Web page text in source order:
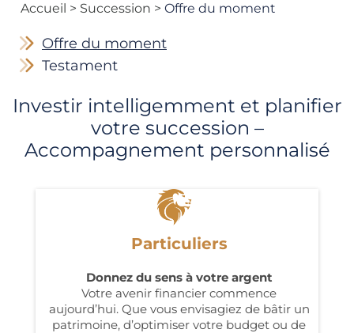
Accueil > Succession > Offre du moment
Offre du moment
Testament
Investir intelligemment et planifier
votre succession –
Accompagnement personnalisé
Particuliers
Donnez du sens à votre argent
Votre avenir financier commence
aujourd’hui. Que vous envisagiez de bâtir un
patrimoine, d’optimiser votre budget ou de